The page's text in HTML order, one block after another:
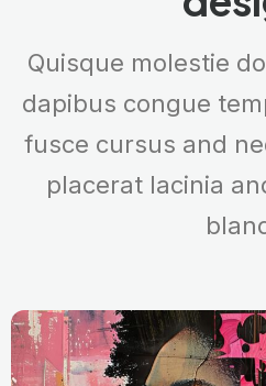
Quisque molestie
dapibus congue
fusce cursus and
placerat lacinia